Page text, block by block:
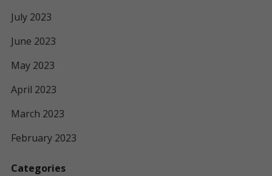
July 2023
June 2023
May 2023
April 2023
March 2023
February 2023
Categories